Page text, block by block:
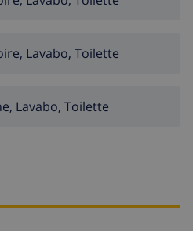
Lavabo, Toilette
Lavabo, Toilette